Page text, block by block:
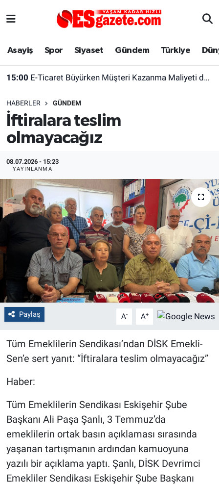
Asayiş Spor Siyaset Gündem Türkiye
15:00 E-Ticaret Büyürken Müşteri Kazanma Maliyeti de Yükseliyor
HABERLER GÜNDEM
İftiralara teslim
olmayacağız
08.07.2026 - 15:23
YAYINLANMA
Paylaş A- A+
Tüm Emeklilerin Sendikası’ndan DİSK Emekli-
Sen’e sert yanıt: “İftiralara teslim olmayacağız”
Haber:
Tüm Emeklilerin Sendikası Eskişehir Şube
Başkanı Ali Paşa Şanlı, 3 Temmuz’da
emeklilerin ortak basın açıklaması sırasında
yaşanan tartışmanın ardından kamuoyuna
yazılı bir açıklama yaptı. Şanlı, DİSK Devrimci
Emekliler Sendikası Eskişehir Şube Başkanı
Asayiş
Gündem
Türkiye
Dünya
Sağlık
Alış-Veriş/İş dünyası
Yaşam
Eskişehirspor Arşivi
Eskişehir Arşivi
Röportaj
Ekonomi
Kültür Sanat
Politika
Bilecik
Kütahya
Gezi
Genel
Çevre
Yerel
Bilim ve Teknoloji
Eskişehir Nöbetçi Eczaneler
Süper Lig Puan Durumu ve Fikstür
Tüm Manşetler
Son Dakika Haberleri
Haber Arşivi